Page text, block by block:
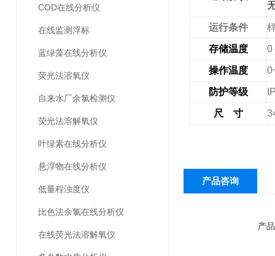
COD在线分析仪
在线监测浮标
蓝绿藻在线分析仪
荧光法溶氧仪
自来水厂余氯检测仪
荧光法溶解氧仪
叶绿素在线分析仪
悬浮物在线分析仪
低量程浊度仪
比色法余氯在线分析仪
在线荧光法溶解氧仪
运行条件
存储温度 0
操作温度
防护等级
尺 寸
产品咨询
产